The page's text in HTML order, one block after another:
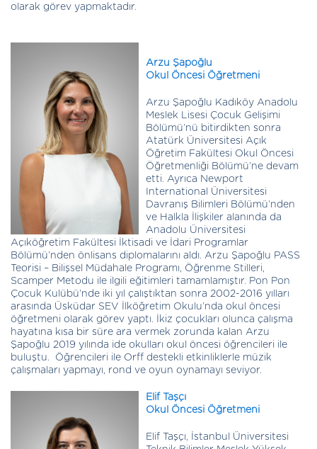
olarak görev yapmaktadır.
Arzu Şapoğlu
Okul Öncesi Öğretmeni
Arzu Şapoğlu Kadıköy Anadolu
Meslek Lisesi Çocuk Gelişimi
Bölümü’nü bitirdikten sonra
Atatürk Üniversitesi Açık
Öğretim Fakültesi Okul Öncesi
Öğretmenliği Bölümü’ne devam
etti. Ayrıca Newport
International Üniversitesi
Davranış Bilimleri Bölümü’nden
ve Halkla İlişkiler alanında da
Anadolu Üniversitesi
Açıköğretim Fakültesi İktisadi ve İdari Programlar
Bölümü’nden önlisans diplomalarını aldı. Arzu Şapoğlu PASS
Teorisi – Bilişsel Müdahale Programı, Öğrenme Stilleri,
Scamper Metodu ile ilgili eğitimleri tamamlamıştır. Pon Pon
Çocuk Kulübü’nde iki yıl çalıştıktan sonra 2002-2016 yılları
arasında Üsküdar SEV İlköğretim Okulu’nda okul öncesi
öğretmeni olarak görev yaptı. İkiz çocukları olunca çalışma
hayatına kısa bir süre ara vermek zorunda kalan Arzu
Şapoğlu 2019 yılında ide okulları okul öncesi öğrencileri ile
buluştu. Öğrencileri ile Orff destekli etkinliklerle müzik
çalışmaları yapmayı, rond ve oyun oynamayı seviyor.
Elif Taşçı
Okul Öncesi Öğretmeni
Elif Taşçı, İstanbul Üniversitesi